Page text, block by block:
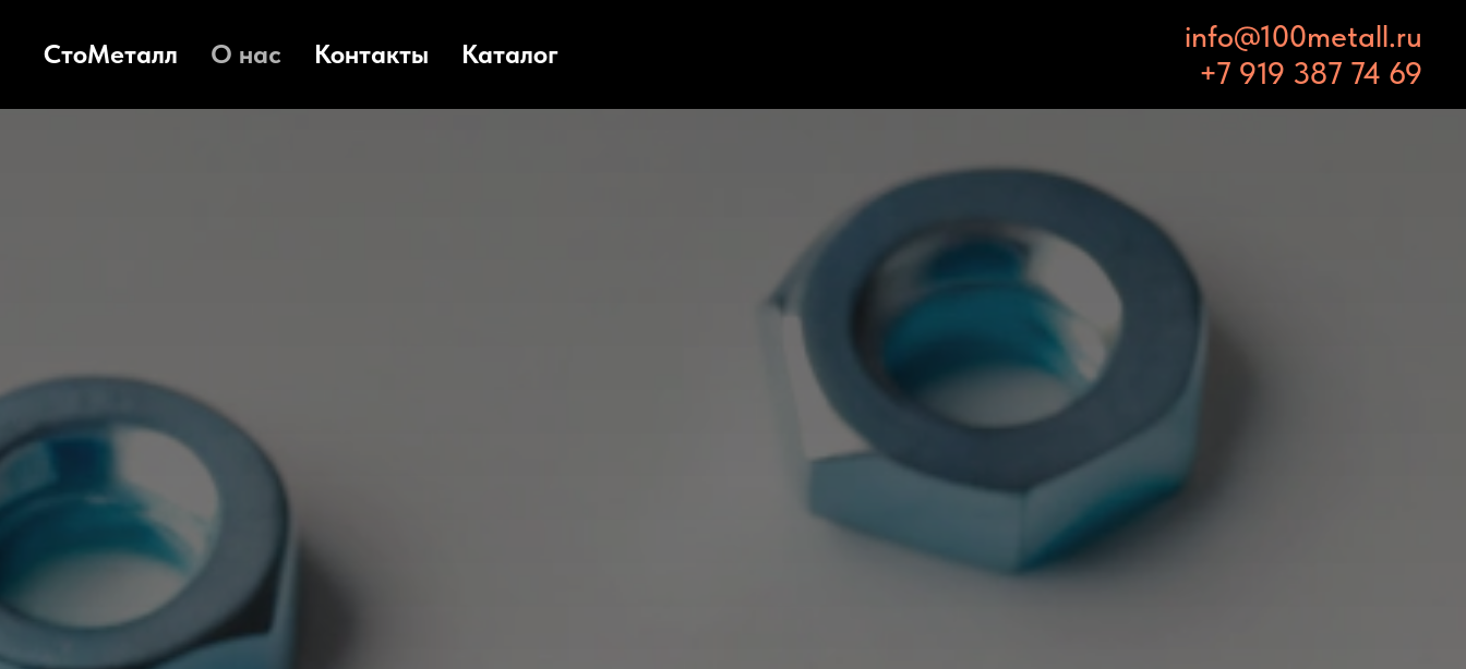
СтоМеталл О нас Контакты Каталог
info@100metall.ru
+7 919 387 74 69